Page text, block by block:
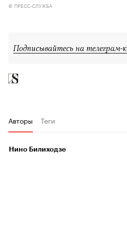
© ПРЕСС-СЛУЖБА
Подписывайтесь на телеграм-
Авторы Теги
Нино Билиходзе